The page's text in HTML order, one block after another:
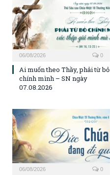
06/08/2026 0
Ai muốn theo Thầy, phải từ bỏ
chính mình – SN ngày
07.08.2026
06/08/2026 0